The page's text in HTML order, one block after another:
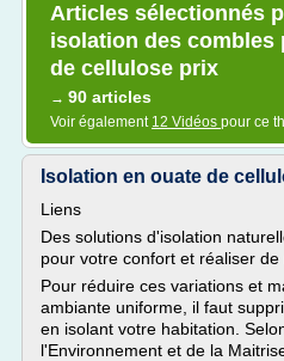
Articles sélectionnés
isolation des combles
de cellulose prix
→ 90 articles
Voir également 12 Vidéos pour ce
Isolation en ouate de
Liens
Des solutions d'isolation
pour votre confort et réaliser
Pour réduire ces variations et
ambiante uniforme, il faut
en isolant votre habitation.
l'Environnement et de la